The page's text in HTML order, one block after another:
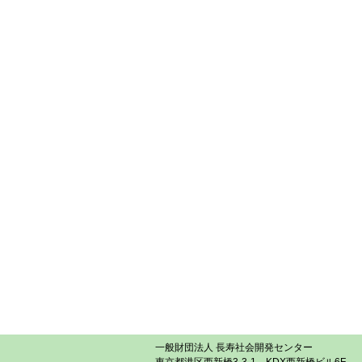
一般財団法人 長寿社会開発センター